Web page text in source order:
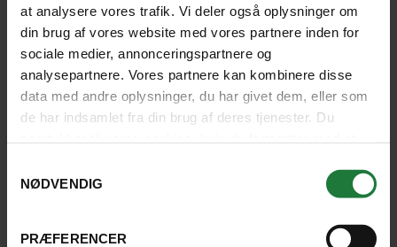
at analysere vores trafik. Vi deler også oplysninger om
din brug af vores website med vores partnere inden for
sociale medier, annonceringspartnere og
analysepartnere. Vores partnere kan kombinere disse
data med andre oplysninger, du har givet dem, eller som
de har indsamlet fra din brug af deres tjenester. Du
NØDVENDIG
PRÆFERENCER
4.6
LÆS HVAD ANDRE GÆSTER SIGER
HOTELLER VED PLAYA NOSARA